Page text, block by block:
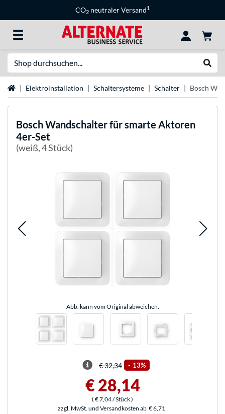
CO2 neutraler Versand1
StartseiteElektroinstallation Schaltersysteme Schalter Bosch
BoschWandschalter für smarte Aktoren
4er-Set
(weiß, 4 Stück)
Abb. kann vom Original abweichen.
€ 32,34 - 13%
€ 28,14
( € 7,04/ Stück)
zzgl. MwSt. und Versandkosten ab € 6,71